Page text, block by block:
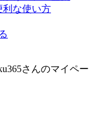
利な使い方
さんのマイペー